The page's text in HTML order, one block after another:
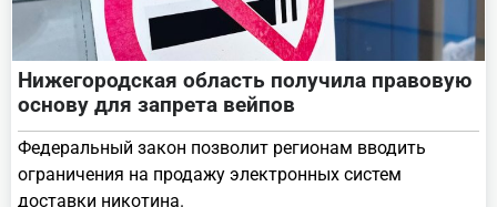
Нижегородская область получила правовую
основу для запрета вейпов
Федеральный закон позволит регионам вводить
ограничения на продажу электронных систем
доставки никотина.